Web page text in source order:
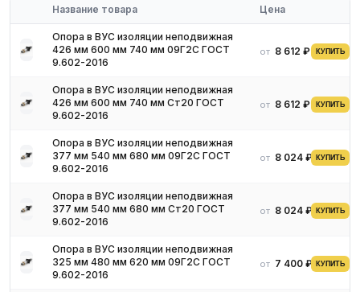
колонковые, насосно-компрессорные, обсадные,
бурильные).
Гидравлические (фосфатированные, оцинкованные,
стальные, хонинговые, штоки).
алюминиевые, никелевые, свинцовые, титановые,
дюралюминиевые).
Керамические.
Титановые.
Асбоцементные.
Хризотилцементные (безнапорные, напорные).
особотонкостенные, нержавеющие трубы AISI, бесшовные
матовые или зеркальные, сэндвич-трубы, бесшовные,
Название товара Цена
Опора в ВУС изоляции неподвижная
426 мм 600 мм 740 мм 09Г2С ГОСТ
9.602-2016
от 8 612 ₽ КУПИТЬ
Опора в ВУС изоляции неподвижная
426 мм 600 мм 740 мм Ст20 ГОСТ
9.602-2016
от 8 612 ₽ КУПИТЬ
Опора в ВУС изоляции неподвижная
377 мм 540 мм 680 мм 09Г2С ГОСТ
9.602-2016
от 8 024 ₽ КУПИТЬ
Опора в ВУС изоляции неподвижная
377 мм 540 мм 680 мм Ст20 ГОСТ
9.602-2016
от 8 024 ₽ КУПИТЬ
Опора в ВУС изоляции неподвижная
325 мм 480 мм 620 мм 09Г2С ГОСТ
9.602-2016
от 7 400 ₽ КУПИТЬ